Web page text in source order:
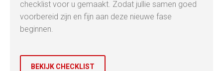
checklist voor u gemaakt. Zodat jullie samen goed
voorbereid zijn en fijn aan deze nieuwe fase
beginnen.
BEKIJK CHECKLIST